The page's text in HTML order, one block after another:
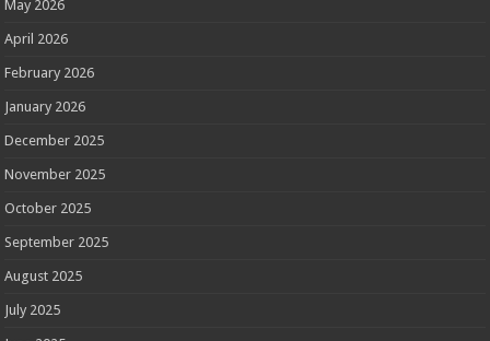
May 2026
April 2026
February 2026
January 2026
December 2025
November 2025
October 2025
September 2025
August 2025
July 2025